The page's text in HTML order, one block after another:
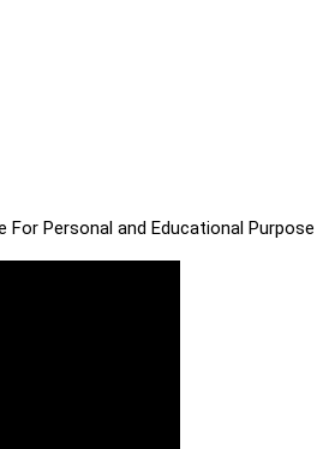
Personal and Educational Purpose